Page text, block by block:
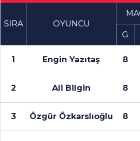
SIRA OYUNCU
G
1 Engin Yazıtaş 8
2 Ali Bilgin 8
3 Özgür Özkarslıoğlu 8